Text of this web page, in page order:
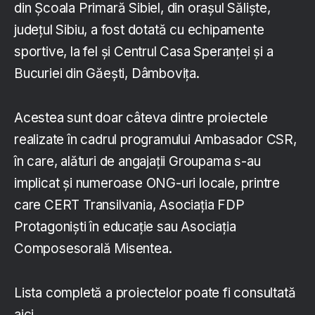
din Școala Primară Sibiel, din orașul Săliște,
județul Sibiu, a fost dotată cu echipamente
sportive, la fel și Centrul Casa Speranței și a
Bucuriei din Găești, Dâmbovița.
Acestea sunt doar câteva dintre proiectele
realizate în cadrul programului Ambasador CSR,
în care, alături de angajații Groupama s-au
implicat și numeroase ONG-uri locale, printre
care CERT Transilvania, Asociația FDP
Protagoniști în educație sau Asociația
Composesorală Misentea.
Lista completă a proiectelor poate fi consultată